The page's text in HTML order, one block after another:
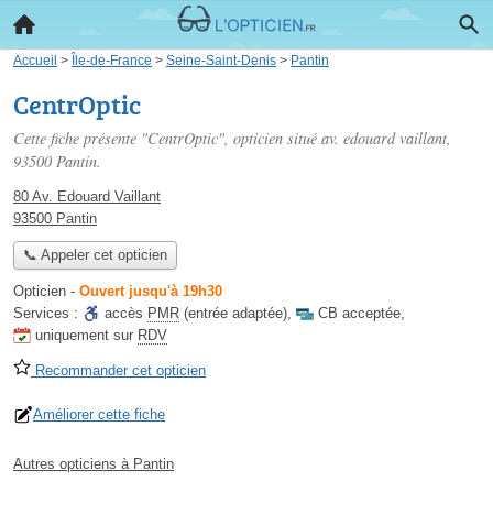
Accueil > Île-de-France > Seine-Saint-Denis > Pantin
CentrOptic
Cette fiche présente "CentrOptic", opticien situé av. edouard vaillant,
93500 Pantin.
80 Av. Edouard Vaillant
93500 Pantin
📞 Appeler cet opticien
Opticien - Ouvert jusqu'à 19h30
Services :
accès PMR (entrée adaptée), CB acceptée,
uniquement sur RDV
Recommander cet opticien
Améliorer cette fiche
Autres opticiens à Pantin